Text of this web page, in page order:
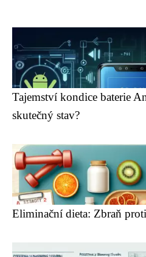
Tajemství kondice baterie
skutečný stav?
Eliminační dieta: Zbraň